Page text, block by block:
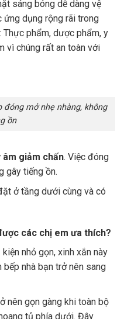
sáng bóng dễ dàng vệ
ứng dụng rộng rãi trong
Thực phẩm, dược phẩm, y
vì chúng rất an toàn với
mở nhẹ nhàng, không
ồn
âm giảm chấn. Việc đóng
gây tiếng ồn.
ở tầng dưới cùng và có
các chị em ưa thích?
nhỏ gọn, xinh xắn này
nhà bạn trở nên sang
nên gọn gàng khi toàn bộ
tủ phía dưới. Đây